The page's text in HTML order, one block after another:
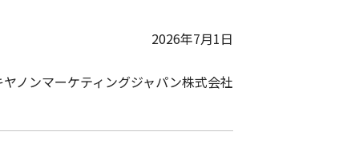
2026年7月1日
ヤノンマーケティングジャパン株式会社